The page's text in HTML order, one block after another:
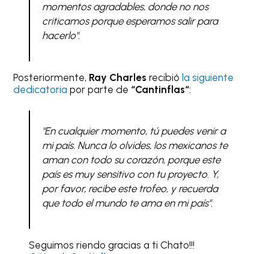
momentos agradables, donde no nos
criticamos porque esperamos salir para
hacerlo".
Posteriormente, Ray Charles recibióla siguiente
dedicatoriapor parte de “Cantinflas“:
"En cualquier momento, tú puedes venir a
mi país. Nunca lo olvides, los mexicanos te
aman con todo su corazón, porque este
país es muy sensitivo con tu proyecto. Y,
por favor, recibe este trofeo, y recuerda
que todo el mundo te ama en mi país".
Seguimos riendo gracias a ti Chato!!!